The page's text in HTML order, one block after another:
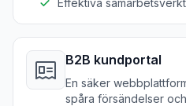
B2B kundportal
En säker
spåra försändelser